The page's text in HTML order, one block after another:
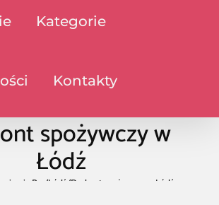
Kategorie
Kontakty
spożywczy w
Łódź
Bar /Łódź /Dyskont spożywczy w Łódź